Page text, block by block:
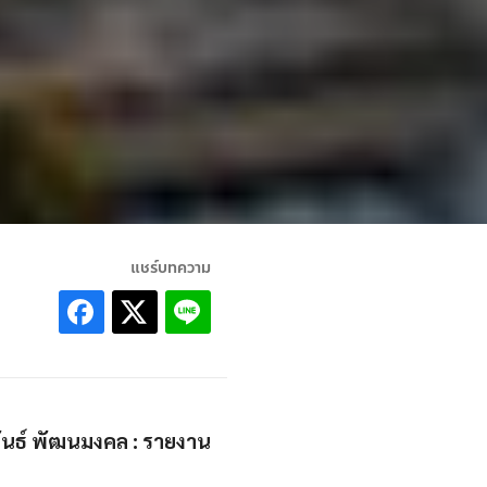
แชร์บทความ
ธ์ พัฒนมงคล : รายงาน